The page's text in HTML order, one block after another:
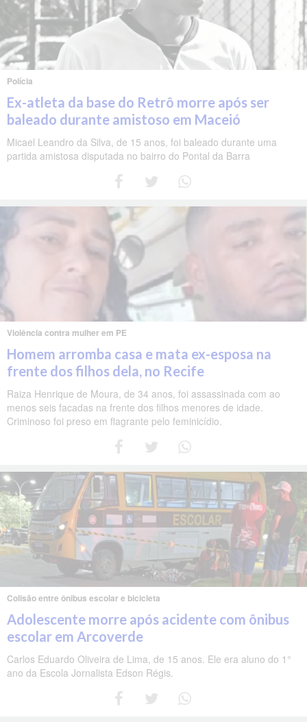
Polícia
Ex-atleta da base do Retrô morre após ser
baleado durante amistoso em Maceió
Micael Leandro da Silva, de 15 anos, foi baleado durante uma
partida amistosa disputada no bairro do Pontal da Barra
Violência contra mulher em PE
Homem arromba casa e mata ex-esposa na
frente dos filhos dela, no Recife
Raiza Henrique de Moura, de 34 anos, foi assassinada com ao
menos seis facadas na frente dos filhos menores de idade.
Criminoso foi preso em flagrante pelo feminicídio.
Colisão entre ônibus escolar e bicicleta
Adolescente morre após acidente com ônibus
escolar em Arcoverde
Carlos Eduardo Oliveira de Lima, de 15 anos. Ele era aluno do 1°
ano da Escola Jornalista Edson Régis.